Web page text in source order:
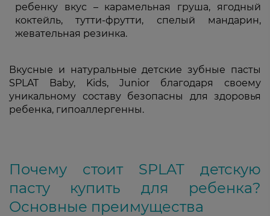
ребенку вкус – карамельная груша, ягодный
коктейль, тутти-фрутти, спелый мандарин,
жевательная резинка.
Вкусные и натуральные детские зубные пасты
SPLAT Baby, Kids, Junior благодаря своему
уникальному составу безопасны для здоровья
ребенка, гипоаллергенны.
Почему стоит SPLAT детскую
пасту купить для ребенка?
Основные преимущества